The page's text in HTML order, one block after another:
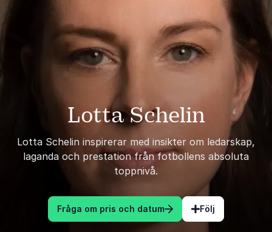
Lotta Schelin
Lotta Schelin inspirerar med insikter om ledarskap,
laganda och prestation från fotbollens absoluta
toppnivå.
Fråga om pris och datum Följ